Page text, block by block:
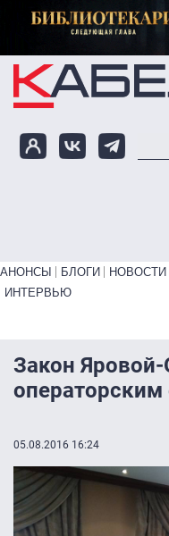
Перейти к основному
Primary links bottom
АНОНСЫ БЛОГИ НОВОСТИ
ИНТЕРВЬЮ
Закон
05.08.2016 16:24